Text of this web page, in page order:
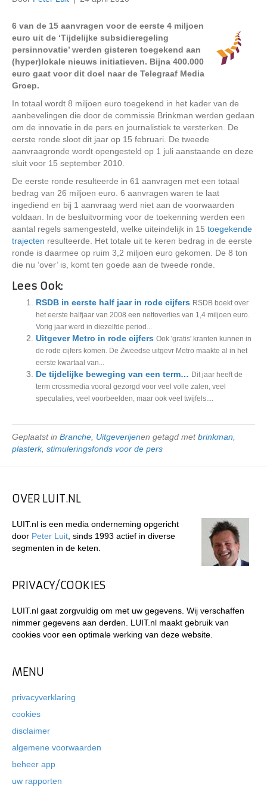
6 van de 15 aanvragen voor de eerste 4 miljoen
euro uit de ‘Tijdelijke subsidieregeling
persinnovatie’ werden gisteren toegekend aan
(hyper)lokale nieuws initiatieven. Bijna 400.000
euro gaat voor dit doel naar de Telegraaf Media
Groep.
In totaal wordt 8 miljoen euro toegekend in het kader van de
aanbevelingen die door de commissie Brinkman werden gedaan
om de innovatie in de pers en journalistiek te versterken. De
eerste ronde sloot dit jaar op 15 februari. De tweede
aanvraagronde wordt opengesteld op 1 juli aanstaande en deze
sluit voor 15 september 2010.
De eerste ronde resulteerde in 61 aanvragen met een totaal
bedrag van 26 miljoen euro. 6 aanvragen waren te laat
ingediend en bij 1 aanvraag werd niet aan de voorwaarden
voldaan. In de besluitvorming voor de toekenning werden een
aantal regels samengesteld, welke uiteindelijk in 15 toegekende
trajecten resulteerde. Het totale uit te keren bedrag in de eerste
ronde is daarmee op ruim 3,2 miljoen euro gekomen. De 8 ton
die nu ‘over’ is, komt ten goede aan de tweede ronde.
Lees Ook:
RSDB in eerste half jaar in rode cijfers RSDB boekt over
het eerste halfjaar van 2008 een nettoverlies van 1,4 miljoen euro.
Vorig jaar werd in diezelfde period...
Uitgever Metro in rode cijfers Ook 'gratis' kranten kunnen in
de rode cijfers komen. De Zweedse uitgevr Metro maakte al in het
eerste kwartaal van...
De tijdelijke beweging van een term… Dit jaar heeft de
term crossmedia vooral gezorgd voor veel volle zalen, veel
speculaties, veel voorbeelden, maar ook veel twijfels....
Geplaatst in Branche Uitgeverijenen getagd metbrinkman
plasterk, stimuleringsfonds voor de pers
OVER LUIT.NL
LUIT.nl is een media onderneming opgericht
door Peter Luit , sinds 1993 actief in diverse
segmenten in de keten.
PRIVACY/COOKIES
LUIT.nl gaat zorgvuldig om met uw gegevens. Wij verschaffen
nimmer gegevens aan derden. LUIT.nl maakt gebruik van
cookies voor een optimale werking van deze website.
MENU
privacyverklaring
cookies
disclaimer
algemene voorwaarden
beheer app
uw rapporten